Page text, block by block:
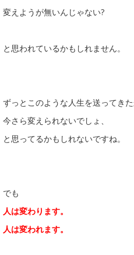
変えようが無いんじゃない?
と思われているかもしれません。
ずっとこのような人生を送ってき
今さら変えられないでしょ、
と思ってるかもしれないですね。
でも
人は変わります。
人は変われます。